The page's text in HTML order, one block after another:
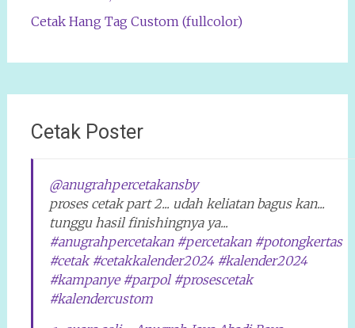
Cetak Hang Tag Custom (fullcolor)
Cetak Poster
@anugrahpercetakansby
proses cetak part 2... udah keliatan bagus kan...
tunggu hasil finishingnya ya...
#anugrahpercetakan #percetakan #potongkertas
#cetak #cetakkalender2024 #kalender2024
#kampanye #parpol #prosescetak
#kalendercustom